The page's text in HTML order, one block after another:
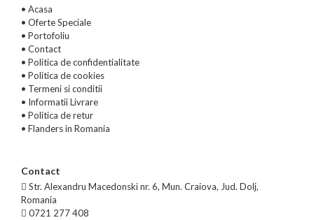
• Acasa
• Oferte Speciale
• Portofoliu
• Contact
• Politica de confidentialitate
• Politica de cookies
• Termeni si conditii
• Informatii Livrare
• Politica de retur
• Flanders in Romania
Contact
Str. Alexandru Macedonski nr. 6, Mun. Craiova, Jud. Dolj,
Romania
0721 277 408